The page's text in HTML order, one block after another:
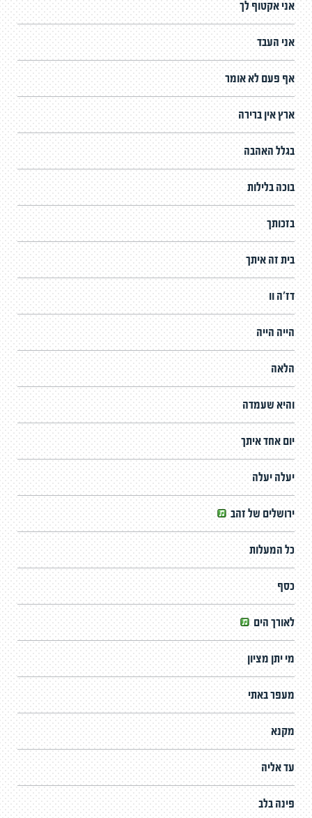
אני אקטוף לך
אני העבד
אף פעם לא אומר
ארץ אין ברירה
בגלל האהבה
בוכה בלילות
בזכותך
בית זה איתך
דז'ה וו
הייה הייה
הלאה
והיא שעמדה
יום אחד איתך
יעלה יעלה
ירושלים של זהב
כל המעלות
כסף
לאורך הים
מי יתן מציון
מעפר באתי
מקנא
עד אליה
פינה בלב